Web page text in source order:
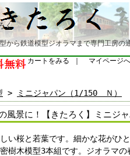
く
から鉄道模型ジオラマまで専門工房の
カートをみる マイページ
> ミニジャパン（1/150 Ｎ）
の風景に！【きたろく】ミニジ
い桜と若葉です。細かな花がひ
樹木模型3本組です。ジオラマの